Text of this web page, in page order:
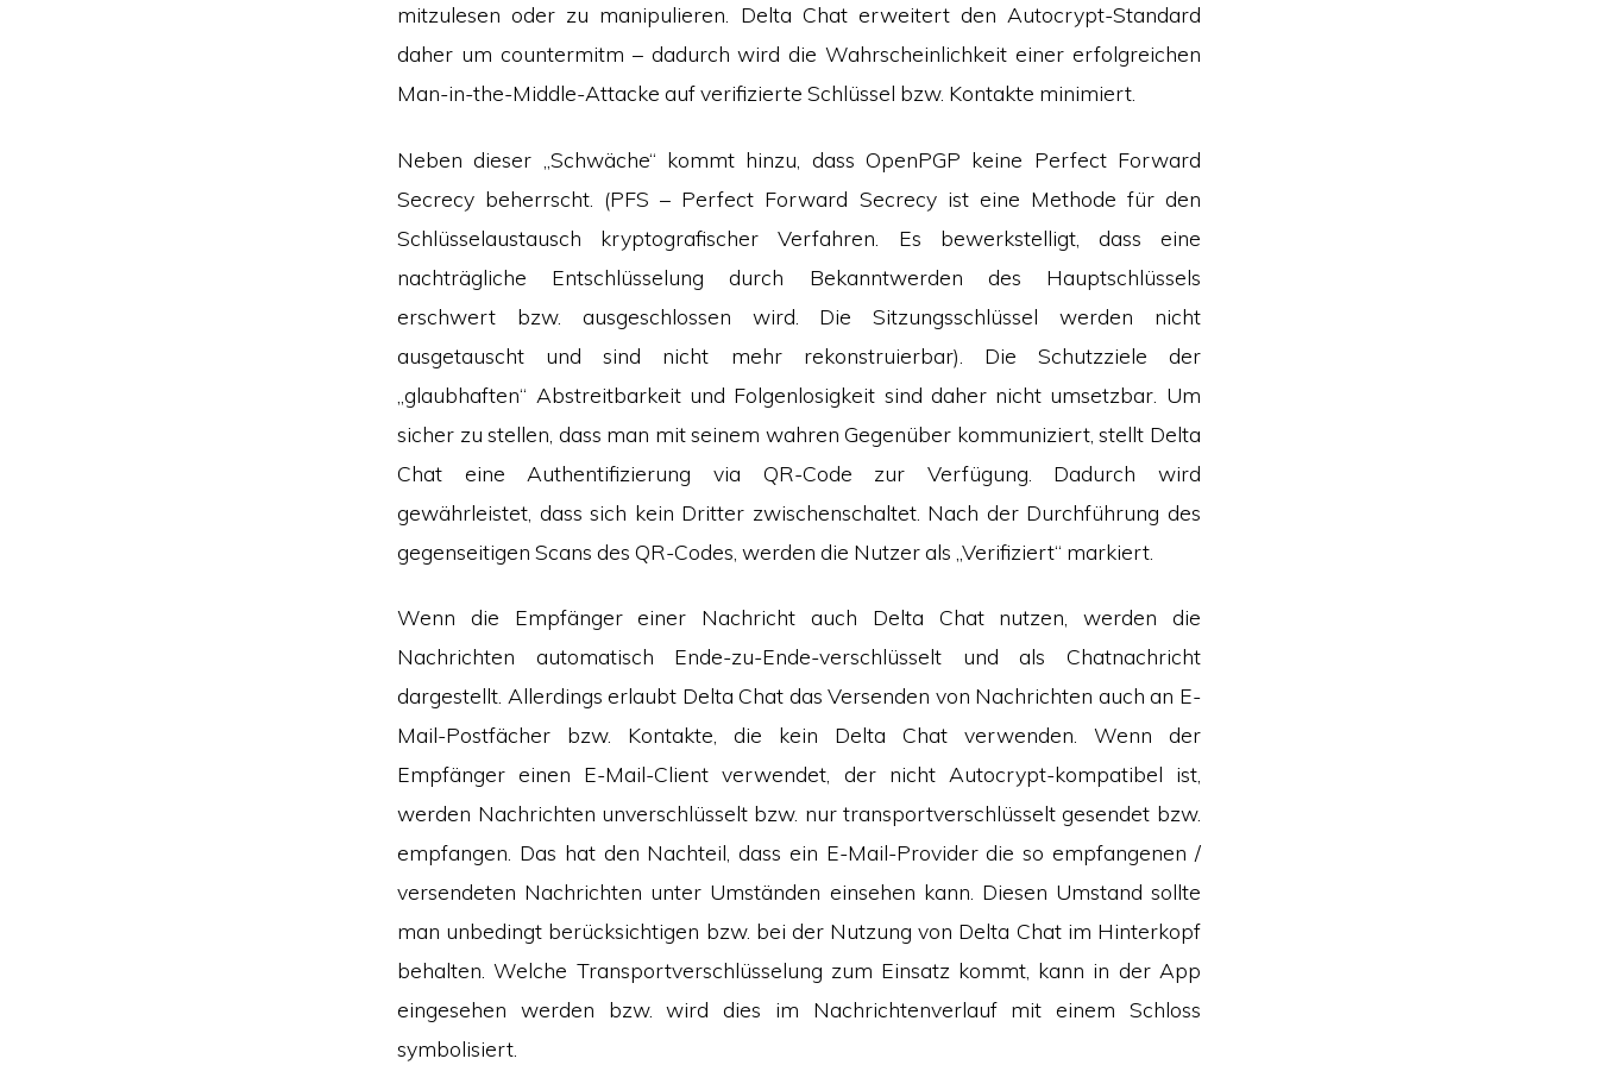
mitzulesen oder zu manipulieren. Delta Chat erweitert den Autocrypt-Standard
daher um countermitm – dadurch wird die Wahrscheinlichkeit einer erfolgreichen
Man-in-the-Middle-Attacke auf verifizierte Schlüssel bzw. Kontakte minimiert.
Neben dieser „Schwäche“ kommt hinzu, dass OpenPGP keine Perfect Forward
Secrecy beherrscht. (PFS – Perfect Forward Secrecy ist eine Methode für den
Schlüsselaustausch kryptografischer Verfahren. Es bewerkstelligt, dass eine
nachträgliche Entschlüsselung durch Bekanntwerden des Hauptschlüssels
erschwert bzw. ausgeschlossen wird. Die Sitzungsschlüssel werden nicht
ausgetauscht und sind nicht mehr rekonstruierbar). Die Schutzziele der
„glaubhaften“ Abstreitbarkeit und Folgenlosigkeit sind daher nicht umsetzbar. Um
sicher zu stellen, dass man mit seinem wahren Gegenüber kommuniziert, stellt Delta
Chat eine Authentifizierung via QR-Code zur Verfügung. Dadurch wird
gewährleistet, dass sich kein Dritter zwischenschaltet. Nach der Durchführung des
gegenseitigen Scans des QR-Codes, werden die Nutzer als „Verifiziert“ markiert.
Wenn die Empfänger einer Nachricht auch Delta Chat nutzen, werden die
Nachrichten automatisch Ende-zu-Ende-verschlüsselt und als Chatnachricht
dargestellt. Allerdings erlaubt Delta Chat das Versenden von Nachrichten auch an E-
Mail-Postfächer bzw. Kontakte, die kein Delta Chat verwenden. Wenn der
Empfänger einen E-Mail-Client verwendet, der nicht Autocrypt-kompatibel ist,
werden Nachrichten unverschlüsselt bzw. nur transportverschlüsselt gesendet bzw.
empfangen. Das hat den Nachteil, dass ein E-Mail-Provider die so empfangenen /
versendeten Nachrichten unter Umständen einsehen kann. Diesen Umstand sollte
man unbedingt berücksichtigen bzw. bei der Nutzung von Delta Chat im Hinterkopf
behalten. Welche Transportverschlüsselung zum Einsatz kommt, kann in der App
eingesehen werden bzw. wird dies im Nachrichtenverlauf mit einem Schloss
symbolisiert.